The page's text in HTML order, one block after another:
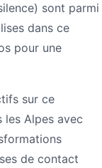
sont parmi
dans ce
pour une
sur ce
les Alpes avec
de contact